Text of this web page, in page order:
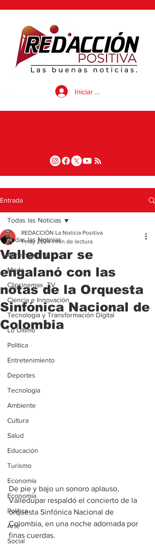
Iniciar sesión
Entrada
Todas las Noticias
Agroindustria
Moda
Clipcinemax_TV
Ciencia e Innovación
Tecnología y Transformación Digital
Lo Ultimo
Politica
Entretenimiento
Deportes
Tecnologia
Ambiente
Cultura
Salud
Educación
Turismo
Economía
Economía
Política
Arte
Social
Todas las Noticias
Valledupar se
engalanó con las
notas de la Orquesta
Sinfónica Nacional de
Colombia
REDACCIÓN La Noticia Positiva
1 may 2024 1 min de lectura
De pie y bajo un sonoro aplauso,
Valledupar respaldó el concierto de la
orquesta Sinfónica Nacional de
Colombia, en una noche adornada por
finas cuerdas.